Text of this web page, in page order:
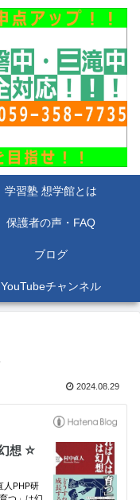
学習塾 想学館とは
保護者の声・FAQ
ブログ
YouTubeチャンネル
2024.08.29